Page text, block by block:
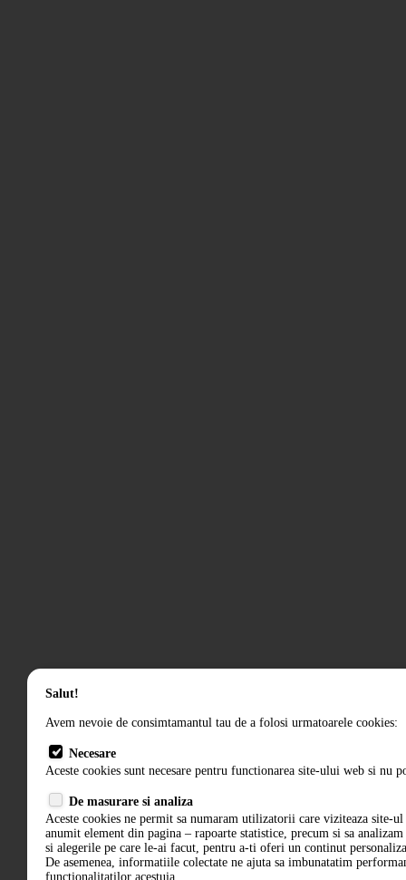
Salut!
Avem nevoie de consimtamantul tau de a folosi urmatoarele cookies:
Necesare
Aceste cookies sunt necesare pentru functionarea site-ului web si nu
De masurare si analiza
Aceste cookies ne permit sa numaram utilizatorii care viziteaza site-ul
anumit element din pagina – rapoarte statistice, precum si sa
si alegerile pe care le-ai facut, pentru a-ti oferi un continut
De asemenea, informatiile colectate ne ajuta sa imbunatatim
functionalitatilor acestuia.